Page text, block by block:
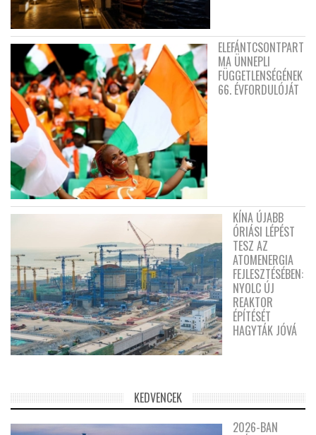
ELEFÁNTCSONTPART
MA ÜNNEPLI
FÜGGETLENSÉGÉNEK
66. ÉVFORDULÓJÁT
KÍNA ÚJABB
ÓRIÁSI LÉPÉST
TESZ AZ
ATOMENERGIA
FEJLESZTÉSÉBEN:
NYOLC ÚJ
REAKTOR
ÉPÍTÉSÉT
HAGYTÁK JÓVÁ
KEDVENCEK
2026-BAN